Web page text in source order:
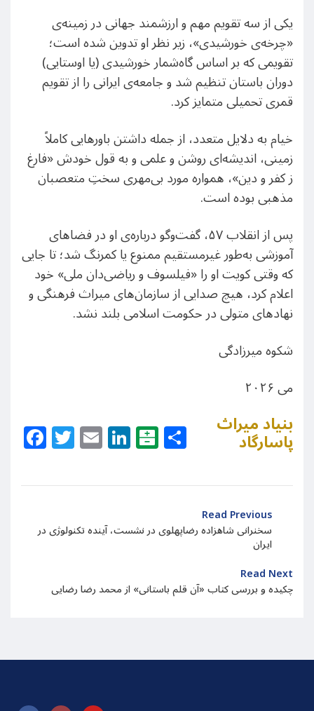
یکی از سه تقویم مهم و ارزشمند جهانی در زمینه‌ی
«چرخه‌ی خورشیدی»، زیر نظر او تدوین شده است؛
تقویمی که بر اساس گاه‌شمار خورشیدی (یا اوستایی)
دوران باستان تنظیم شد و جامعه‌ی ایرانی را از تقویم
قمری تحمیلی متمایز کرد.
خیام به دلایل متعدد، از جمله داشتن باورهایی کاملاً
زمینی، اندیشه‌ای روشن و علمی و به قول خودش «فارغ
ز کفر و دین»، همواره مورد بی‌مهری سختِ متعصبان
مذهبی بوده است.
پس از انقلاب ۵۷، گفت‌وگو درباره‌ی او در فضاهای
آموزشی به‌طور غیرمستقیم ممنوع یا کمرنگ شد؛ تا جایی
که وقتی کویت او را «فیلسوف و ریاضی‌دان ملی» خود
اعلام کرد، هیچ صدایی از سازمان‌های میراث فرهنگی و
نهادهای متولی در حکومت اسلامی بلند نشد.
شکوه میرزادگی
می ۲۰۲۶
Facebook
Twitter
EmailLinkedIn
Balatarin
Share
بنیاد میراث
پاسارگاد
Read Previous
سخنرانی شاهزاده رضاپهلوی در نشست، آینده تکنولوژی در
ایران
Read Next
چکیده و بررسی کتاب «آن قلم باستانی» از محمد رضا رضایی